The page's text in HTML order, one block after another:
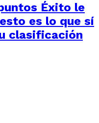
Éxito le
es lo que sí
clasificación